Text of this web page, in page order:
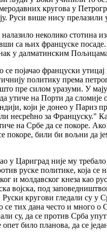
кругова у
Руси више нису прелазили
налазило неколико
са њих француске
у далматинским
се појачао француски
политику према
пре силом уразуми. У
утиче на Порти да
који је донео у Париз
несрећно за Француску."
на Србе да се покоре.
покоре, били би вољни да
у Цариград није му
руске политике, која
и молдавског кнеза као
војска, под
Руски кругови гледали су у
се тих дана често и много
су, да се против Срба
било планова, да се